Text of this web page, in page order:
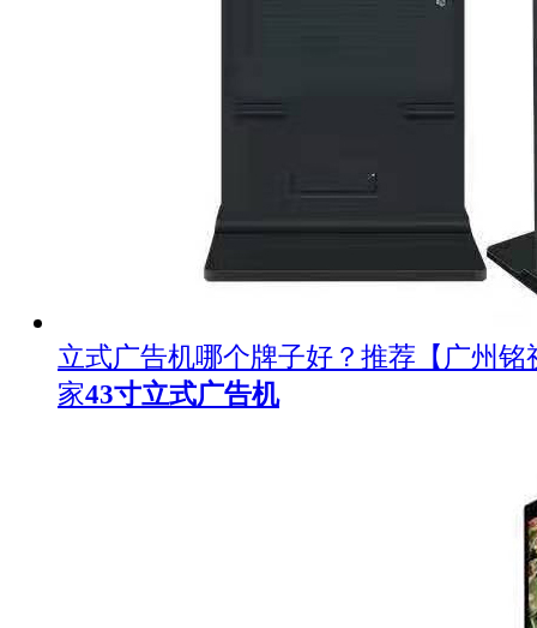
立式广告机哪个牌子好？推荐【广州铭
家43寸立式广告机